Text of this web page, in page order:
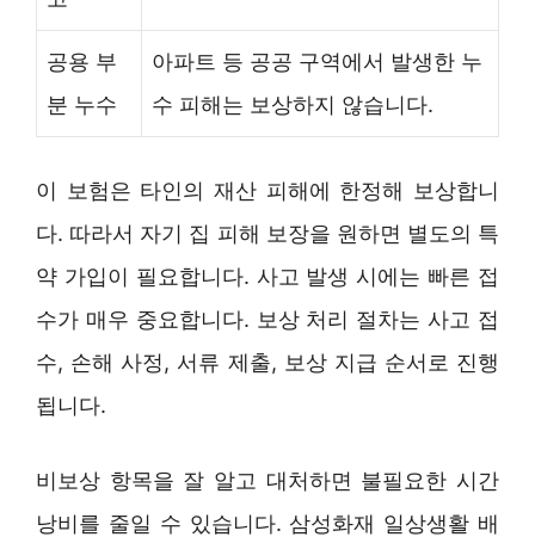
공용 부
분 누수
아파트 등 공공 구역에서 발생한 누
수 피해는 보상하지 않습니다.
이 보험은 타인의 재산 피해에 한정해 보상합니
다. 따라서 자기 집 피해 보장을 원하면 별도의 특
약 가입이 필요합니다. 사고 발생 시에는 빠른 접
수가 매우 중요합니다. 보상 처리 절차는 사고 접
수, 손해 사정, 서류 제출, 보상 지급 순서로 진행
됩니다.
비보상 항목을 잘 알고 대처하면 불필요한 시간
낭비를 줄일 수 있습니다. 삼성화재 일상생활 배